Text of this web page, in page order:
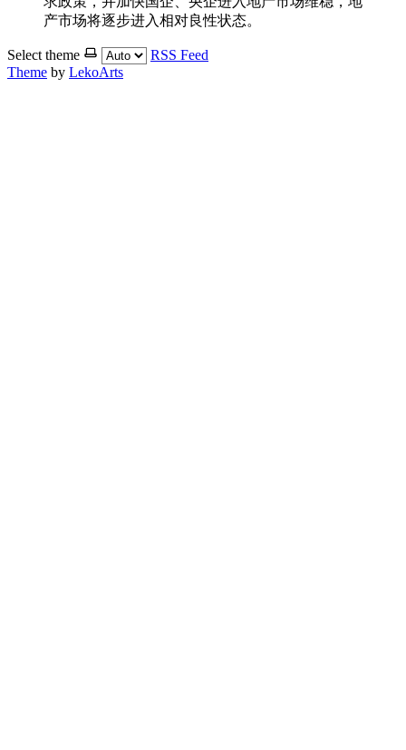
产市场将逐步进入相对良性状态。
Select theme
RSS Feed
Theme by LekoArts